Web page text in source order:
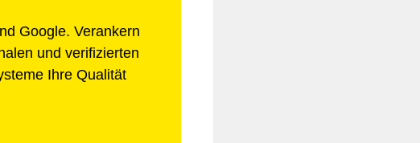
Google. Verankern
und verifizierten
Ihre Qualität